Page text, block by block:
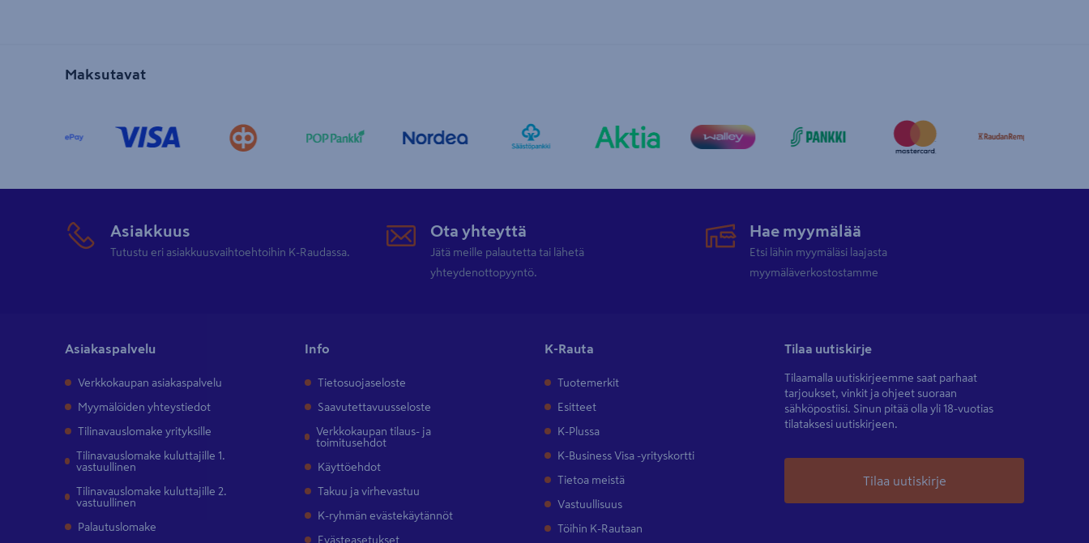
Maksutavat
Asiakkuus
Tutustu eri asiakkuusvaihtoehtoihin K-Raudassa.
Ota yhteyttä
Jätä meille palautetta tai lähetä
yhteydenottopyyntö.
Hae myymälää
Etsi lähin myymäläsi laajasta
myymäläverkostostamme
Asiakaspalvelu
Verkkokaupan asiakaspalvelu
Myymälöiden yhteystiedot
Tilinavauslomake yrityksille
Tilinavauslomake kuluttajille 1.
vastuullinen
Tilinavauslomake kuluttajille 2.
vastuullinen
Palautuslomake
Info
Tietosuojaseloste
Saavutettavuusseloste
Verkkokaupan tilaus- ja
toimitusehdot
Käyttöehdot
Takuu ja virhevastuu
K-ryhmän evästekäytännöt
Evästeasetukset
K-Rauta
Tuotemerkit
Esitteet
K-Plussa
K-Business Visa -yrityskortti
Tietoa meistä
Vastuullisuus
Töihin K-Rautaan
Tilaa uutiskirje
Tilaamalla uutiskirjeemme saat parhaat
tarjoukset, vinkit ja ohjeet suoraan
sähköpostiisi. Sinun pitää olla yli 18-vuotias
tilataksesi uutiskirjeen.
Tilaa uutiskirje